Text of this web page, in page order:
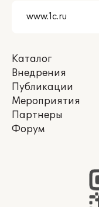
Каталог
Внедрения
Публикации
Мероприятия
Партнеры
Форум